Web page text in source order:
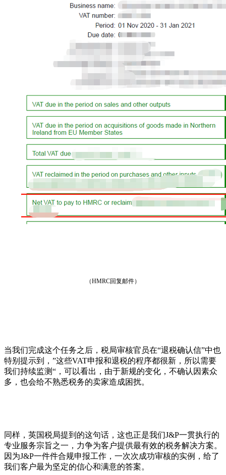
（HMRC回复邮件）
当我们完成这个任务之后，税局审核官员在“退税确认信”中也
特别提示到，”这些VAT申报和退税的程序都很新，所以需要
我们持续监测“，可以看出，由于新规的变化，不确认因素众
多，也会给不熟悉税务的卖家造成困扰。
同样，英国税局提到的这句话，这也正是我们J&P一贯执行的
专业服务宗旨之一，力争为客户提供最有效的税务解决方案。
因为J&P一件件合规申报工作，一次次成功审核的实例，给了
我们客户最为坚定的信心和满意的答案。